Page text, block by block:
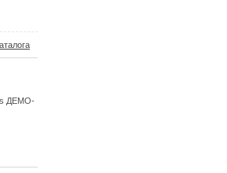
ДЕМО-